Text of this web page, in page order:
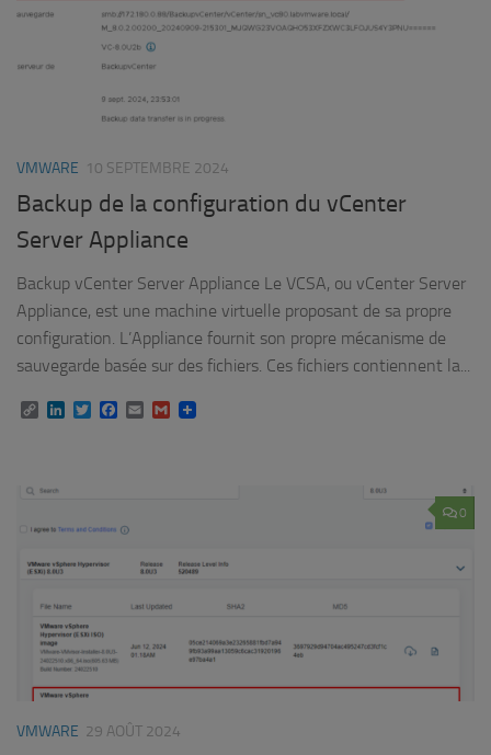
VMWARE 10 SEPTEMBRE 2024
Backup de la configuration du vCenter
Server Appliance
Backup vCenter Server Appliance Le VCSA, ou vCenter Server
Appliance, est une machine virtuelle proposant de sa propre
configuration. L’Appliance fournit son propre mécanisme de
sauvegarde basée sur des fichiers. Ces fichiers contiennent la...
CopyLinkedIn
TwitterFacebook
EmailGmail
0
VMWARE 29 AOÛT 2024